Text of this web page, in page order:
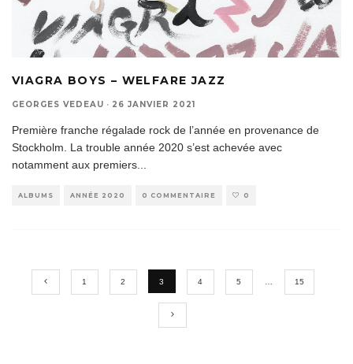
VIAGRA BOYS – WELFARE JAZZ
GEORGES VEDEAU · 26 JANVIER 2021
Première franche régalade rock de l’année en provenance de
Stockholm. La trouble année 2020 s’est achevée avec
notamment aux premiers...
ALBUMS ANNÉE 2020 0 COMMENTAIRE 0
1 2 3 4 5 … 15